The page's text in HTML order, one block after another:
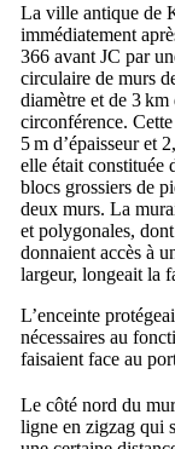
La ville antique de
immédiatement
366 avant JC par
circulaire de murs
diamètre et de 3 km
circonférence.
5 m d’épaisseur et
elle était constituée
blocs grossiers de
deux murs. La
et polygonales,
donnaient accès à
largeur, longeait la
L’enceinte
nécessaires au
faisaient face au
Le côté nord du
ligne en zigzag qui